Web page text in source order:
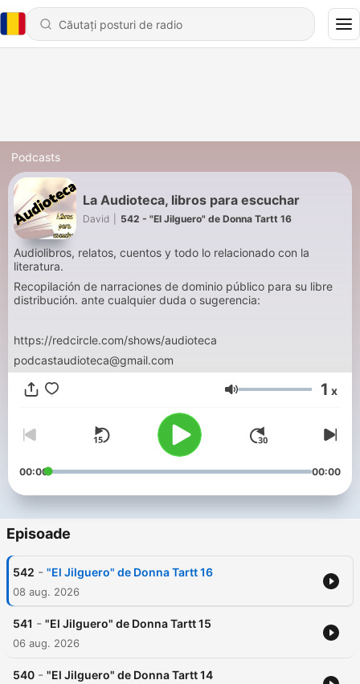
Podcasts
La Audioteca, libros para escuchar
David 542 - "El Jilguero" de Donna Tartt 16
Audiolibros, relatos, cuentos y todo lo relacionado con la
literatura.
Recopilación de narraciones de dominio público para su libre
distribución. ante cualquier duda o sugerencia:
https://redcircle.com/shows/audioteca
podcastaudioteca@gmail.com
Volum 1 x
00:00 00:00
Episoade
542 - "El Jilguero" de Donna Tartt 16
08 aug. 2026
541 - "El Jilguero" de Donna Tartt 15
06 aug. 2026
540 - "El Jilguero" de Donna Tartt 14